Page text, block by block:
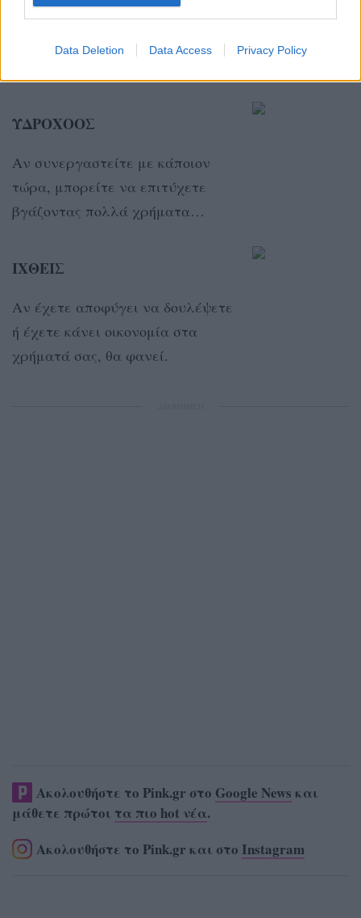
Data Deletion Data Access Privacy Policy
Το σύμπαν σας καλεί να κλείσετε
τις ηλεκτρονικές συσκευές και
ΥΔΡΟΧΟΟΣ
Αν συνεργαστείτε με κάποιον
τώρα, μπορείτε να επιτύχετε
βγάζοντας πολλά χρήματα…
ΙΧΘΕΙΣ
Αν έχετε αποφύγει να δουλέψετε
ή έχετε κάνει οικονομία στα
χρήματά σας, θα φανεί.
Ακολουθήστε το Pink.gr στο Google News και
μάθετε πρώτοι τα πιο hot νέα.
Ακολουθήστε το Pink.gr και στο Instagram